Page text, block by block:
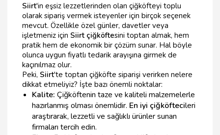
Siirt'in eşsiz lezzetlerinden olan çiğköfteyi toplu
olarak sipariş vermek isteyenler için birçok seçenek
mevcut. Özellikle özel günler, davetler veya
işletmeniz için Siirt çiğköftesini toptan almak, hem
pratik hem de ekonomik bir çözüm sunar. Hal böyle
olunca uygun fiyatlı tedarik arayışına girmek de
kaçınılmaz olur.
Peki, Siirt'te toptan çiğköfte siparişi verirken nelere
dikkat etmeliyiz? İşte bazı önemli noktalar:
Kalite: Çiğköftenin taze ve kaliteli malzemelerle
hazırlanmış olması önemlidir. En iyi çiğköftecileri
araştırarak, lezzetli ve sağlıklı ürünler sunan
firmaları tercih edin.